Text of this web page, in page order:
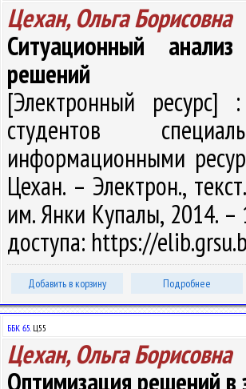
Цехан, Ольга Борисовна
Ситуационный
решений
[Электронный ресурс]
студентов
информационными
Цехан. – Электрон.,
им. Янки Купалы, 2014. –
доступа: https://
Добавить в корзину Подробнее
ББК 65.Ц55
Цехан, Ольга Борисовна
Оптимизация решений в